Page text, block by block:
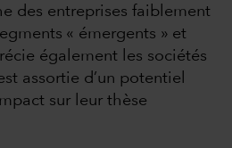
des entreprises faiblement
« émergents » et
également les sociétés
assortie d’un potentiel
sur leur thèse